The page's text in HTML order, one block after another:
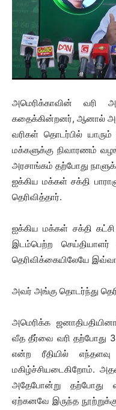
அமெரிக்காவின் வரி
கதைக்கின்றனர், ஆனால்
வரிகள் தொடர்பில்
மக்களுக்கு நிவாரணம்
அரசாங்கம் தற்போது
ஐக்கிய மக்கள் சக்தி
தெரிவித்தார்.
ஐக்கிய மக்கள் சக்தி
இடம்பெற்ற செய்தியாளர்
தெரிவிக்கையிலேயே
அவர் அங்கு தொடர்ந்து
அமெரிக்க
வீத தீர்வை வரி தற்போது
என்ற ரீதியில் எந்தளவு
மகிழ்ச்சியடைகிறோம்.
அதேபோன்று தற்போது
ஏற்கனவே இருந்த